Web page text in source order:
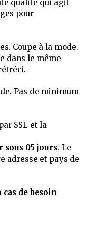
qualité qui agit
pour
Coupe à la mode.
dans le même
Pas de minimum
SSL et la
sous 05 jours. Le
adresse et pays de
cas de besoin